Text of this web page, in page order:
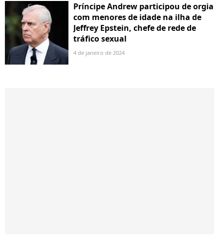
Príncipe Andrew participou de orgia
com menores de idade na ilha de
Jeffrey Epstein, chefe de rede de
tráfico sexual
4 de janeiro de 2024